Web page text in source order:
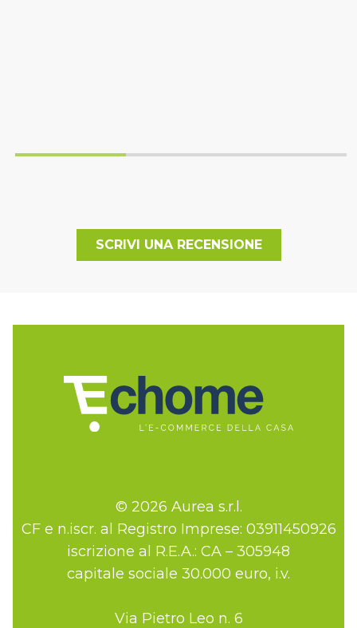
SCRIVI UNA RECENSIONE
© 2026 Aurea s.r.l.
CF e n.iscr. al Registro Imprese: 03911450926
iscrizione al R.E.A.: CA – 305948
capitale sociale 30.000 euro, i.v.
Via Pietro Leo n. 6